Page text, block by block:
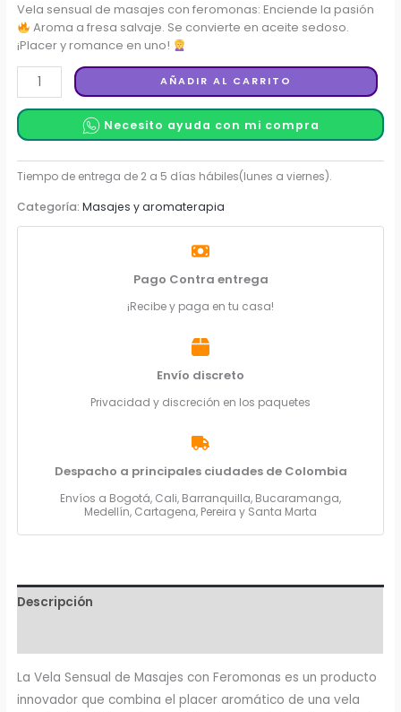
Vela sensual de masajes con feromonas: Enciende la pasión
Aroma a fresa salvaje. Se convierte en aceite sedoso.
¡Placer y romance en uno!
Velas
sexuales
para
masajes
con
25
AÑADIR AL CARRITO
Necesito ayuda con mi compra
Categoría:Masajes y aromaterapia
Pago Contra entrega
¡Recibe y paga en tu casa!
Envío discreto
Privacidad y discreción en los paquetes
Despacho a principales ciudades de Colombia
Envíos a Bogotá, Cali, Barranquilla, Bucaramanga,
Medellín, Cartagena, Pereira y Santa Marta
Descripción
La Vela Sensual de Masajes con Feromonas es un producto
innovador que combina el placer aromático de una vela